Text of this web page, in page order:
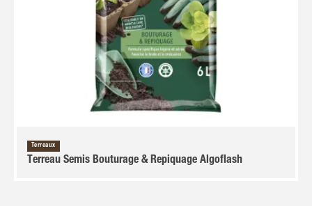
Terreaux
Terreau Semis Bouturage & Repiquage Algoflash